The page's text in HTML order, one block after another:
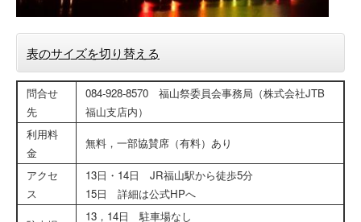
表のサイズを切り替える
問合せ
先
084-928-8570 福山祭委員会事務局（株式会社JTB
福山支店内）
利用料
金
無料，一部協賛席（有料）あり
アクセ
ス
13日・14日 JR福山駅から徒歩5分
15日 詳細は公式HPへ
13，14日 駐車場なし